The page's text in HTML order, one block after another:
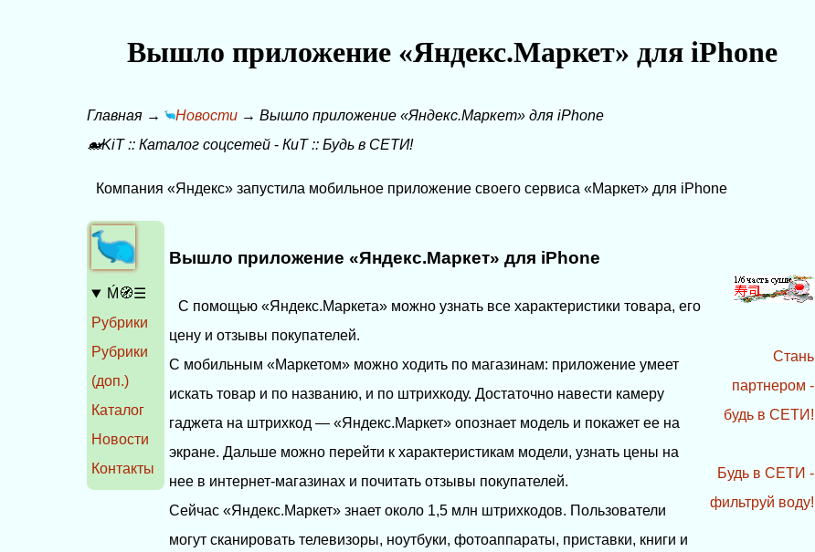
Вышло приложение «Яндекс.Маркет» для iPhone
Главная → Новости →Вышло приложение «Яндекс.Маркет» для iPhone
🐋KiT::Каталог соцсетей -КиТ::Будь в СЕТИ!
Компания «Яндекс» запустила мобильное приложение своего сервиса «Маркет» для iPhone
Вышло приложение «Яндекс.Маркет» для iPhone
С помощью «Яндекс.Маркета» можно узнать все характеристики товара, его
цену и отзывы покупателей.
С мобильным «Маркетом» можно ходить по магазинам: приложение умеет
искать товар и по названию, и по штрихкоду. Достаточно навести камеру
гаджета на штрихкод — «Яндекс.Маркет» опознает модель и покажет ее на
экране. Дальше можно перейти к характеристикам модели, узнать цены на
нее в интернет-магазинах и почитать отзывы покупателей.
Сейчас «Яндекс.Маркет» знает около 1,5 млн штрихкодов. Пользователи
могут сканировать телевизоры, ноутбуки, фотоаппараты, приставки, книги и
Стань
партнером -
будь в СЕТИ!
Будь в СЕТИ -
фильтруй воду!
Ḿ🧭☰
Рубрики
Рубрики
(доп.)
Каталог
Новости
Контакты